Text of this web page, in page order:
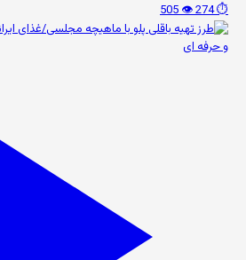
⏱️ 274
👁️ 505